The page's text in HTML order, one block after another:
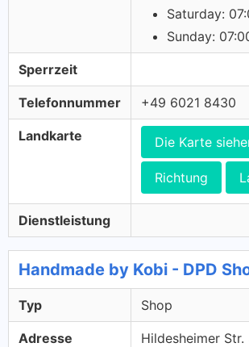
Saturday:
Sunday:
Sperrzeit
Telefonnummer +49 6021 8430
Landkarte Die Karte
Richtung
Dienstleistung
Handmade by Kobi - DPD
Typ Shop
Adresse
Hildesheimer Str.